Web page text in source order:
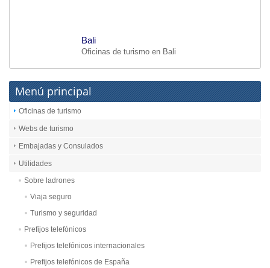
Bali
Oficinas de turismo en Bali
Menú principal
Oficinas de turismo
Webs de turismo
Embajadas y Consulados
Utilidades
Sobre ladrones
Viaja seguro
Turismo y seguridad
Prefijos telefónicos
Prefijos telefónicos internacionales
Prefijos telefónicos de España